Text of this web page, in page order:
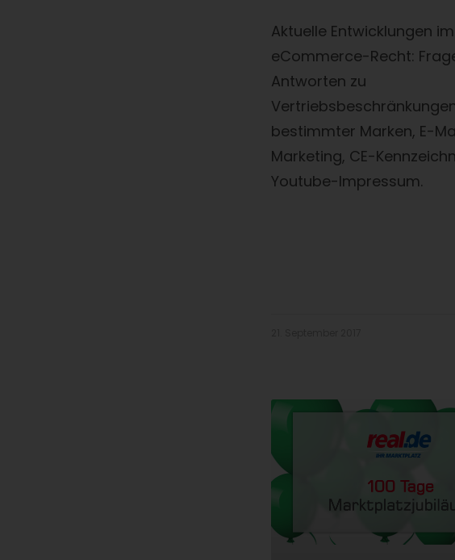
Aktuelle Entwicklungen im
eCommerce-Recht:
Antworten zu
bestimmter Marken, E-
Marketing, CE-
Youtube-Impressum.